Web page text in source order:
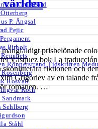
Ord&Bild
P. Ängsal
Pejic
Pirholt
Rönnerstrand Tidskriften
Rosvall
Roth
Sehlberg
Ståhl
världen
prisbelönade
Vásquez bok La
skönlitterära fiktionen och
Grigoriev av en talande
romanen. …